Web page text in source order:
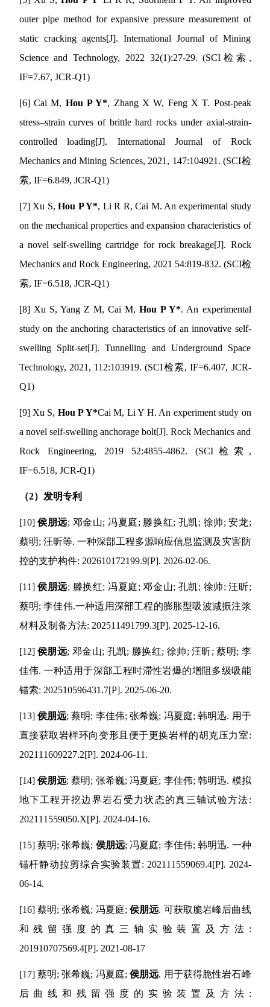
outer pipe method for expansive pressure measurement of
static cracking agents[J]. International Journal of Mining
Science and Technology, 2022 32(1):27-29. (SCI 检索 ,
IF=7.67, JCR-Q1)
[6] Cai M, Hou P Y*, Zhang X W, Feng X T. Post-peak
stress–strain curves of brittle hard rocks under axial-strain-
controlled loading[J]. International Journal of Rock
Mechanics and Mining Sciences, 2021, 147:104921. (SCI检
索, IF=6.849, JCR-Q1)
[7] Xu S,Hou P Y*, Li R R, Cai M. An experimental study
on the mechanical properties and expansion characteristics of
a novel self-swelling cartridge for rock breakage[J]. Rock
Mechanics and Rock Engineering, 2021 54:819-832. (SCI检
索, IF=6.518, JCR-Q1)
[8] Xu S, Yang Z M, Cai M,Hou P Y*. An experimental
study on the anchoring characteristics of an innovative self-
swelling Split-set[J]. Tunnelling and Underground Space
Technology, 2021, 112:103919. (SCI检索, IF=6.407, JCR-
Q1)
[9] Xu S, Hou P Y*Cai M, Li Y H. An experiment study on
a novel self-swelling anchorage bolt[J]. Rock Mechanics and
Rock Engineering, 2019 52:4855-4862. (SCI检索 ,
IF=6.518, JCR-Q1)
（2）发明专利
[10]侯朋远; 邓金山; 冯夏庭; 滕换红; 孔凯; 徐帅;安龙;
蔡明; 汪昕等. 一种深部工程多源响应信息监测及灾害防
控的支护构件: 202610172199.9[P]. 2026-02-06.
[11]侯朋远; 滕换红; 冯夏庭;邓金山; 孔凯; 徐帅;汪昕;
蔡明;李佳伟.一种适用深部工程的膨胀型吸波减振注浆
材料及制备方法: 202511491799.3[P]. 2025-12-16.
[12] 侯朋远; 邓金山; 孔凯; 滕换红; 徐帅; 汪昕;蔡明; 李
佳伟. 一种适用于深部工程时滞性岩爆的增阻多级吸能
锚索: 202510596431.7[P]. 2025-06-20.
[13] 侯朋远;蔡明; 李佳伟; 张希巍; 冯夏庭; 韩明迅. 用于
直接获取岩样环向变形且便于更换岩样的胡克压力室:
202111609227.2[P]. 2024-06-11.
[14] 侯朋远;蔡明; 张希巍; 冯夏庭; 李佳伟; 韩明迅. 模拟
地下工程开挖边界岩石受力状态的真三轴试验方法:
202111559050.X[P]. 2024-04-16.
[15] 蔡明; 张希巍; 侯朋远; 冯夏庭; 李佳伟; 韩明迅. 一种
锚杆静动拉剪综合实验装置: 202111559069.4[P]. 2024-
06-14.
[16] 蔡明; 张希巍; 冯夏庭; 侯朋远. 可获取脆岩峰后曲线
和残留强度的真三轴实验装置及方法 :
201910707569.4[P]. 2021-08-17
[17] 蔡明; 张希巍; 冯夏庭; 侯朋远. 用于获得脆性岩石峰
后曲线和残留强度的实验装置及方法 :